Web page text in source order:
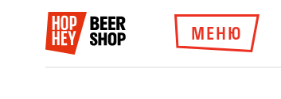
МЕНЮ